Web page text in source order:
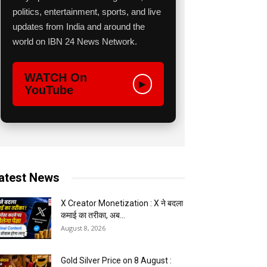
politics, entertainment, sports, and live
updates from India and around the
world on IBN 24 News Network.
WATCH On
YouTube
▶
News
X Creator Monetization : X ने बदला
कमाई का तरीका, अब...
August 8, 2026
Gold Silver Price on 8 August :